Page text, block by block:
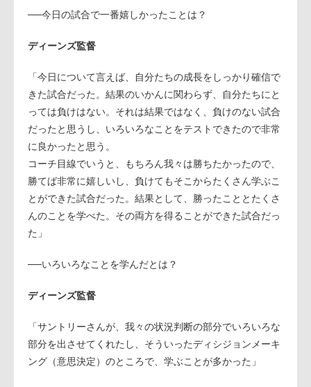
──今日の試合で一番嬉しかったことは？
ディーンズ監督
「今日について言えば、自分たちの成長をしっかり確信で
きた試合だった。結果のいかんに関わらず、自分たちにと
っては負けはない。それは結果ではなく、負けのない試合
だったと思うし、いろいろなことをテストできたので非常
に良かったと思う。
コーチ目線でいうと、もちろん我々は勝ちたかったので、
勝てば非常に嬉しいし、負けてもそこからたくさん学ぶこ
とができた試合だった。結果として、勝ったこととたくさ
んのことを学べた。その両方を得ることができた試合だっ
た」
──いろいろなことを学んだとは？
ディーンズ監督
「サントリーさんが、我々の状況判断の部分でいろいろな
部分を出させてくれたし、そういったディシジョンメーキ
ング（意思決定）のところで、学ぶことが多かった」